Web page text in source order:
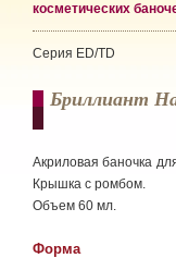
косметических
Серия ED/TD
Бриллиант
Акриловая баночка
Крышка с ромбом.
Объем 60 мл.
Форма